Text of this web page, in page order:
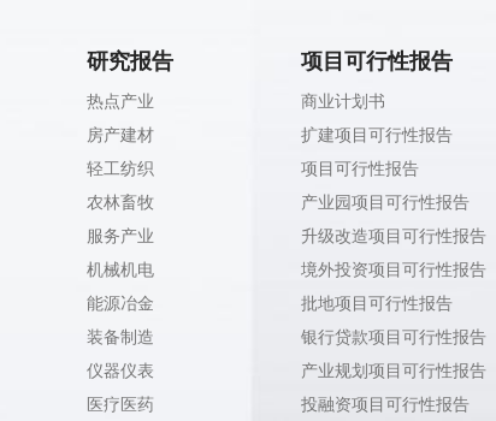
研究报告
热点产业
房产建材
轻工纺织
农林畜牧
服务产业
机械机电
能源冶金
装备制造
仪器仪表
医疗医药
项目可行性报告
商业计划书
扩建项目可行性报告
项目可行性报告
产业园项目可行性报告
升级改造项目可行性报告
境外投资项目可行性报告
批地项目可行性报告
银行贷款项目可行性报告
产业规划项目可行性报告
投融资项目可行性报告